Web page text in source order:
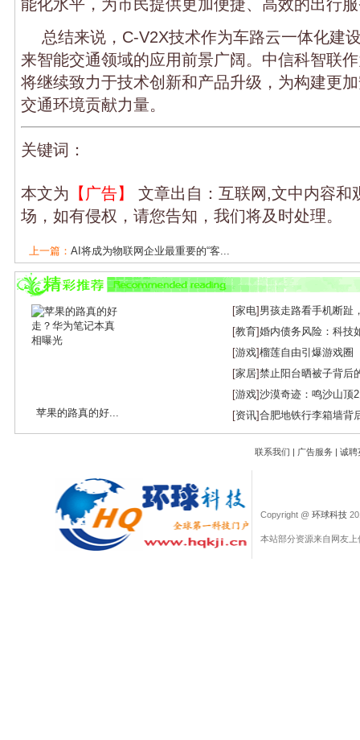
能化水平，为市民提供更加便捷、高效的出行
总结来说，C-V2X技术作为车路云一体化建
来智能交通领域的应用前景广阔。中信科智联
将继续致力于技术创新和产品升级，为构建更
交通环境贡献力量。
关键词：
本文为 【广告】
文章出自：互联网,文中内容和
场，如有侵权，请您告知，我们将及时处理。
上一篇： AI将成为物联网企业最重要的“客...
下一篇：中国移动发布“AI+物联网”与“卫...
苹果的路真的好...
[家电] 男孩走路看手机断趾
[教育]婚内债务风险：科技
[游戏]榴莲自由引爆游戏圈
[家居]禁止阳台晒被子背后
[游戏]沙漠奇迹：鸣沙山顶
[资讯]合肥地铁行李箱墙背
联系我们 | 广告服务 | 诚聘
Copyright @ 环球科技
本站部分资源来自网友